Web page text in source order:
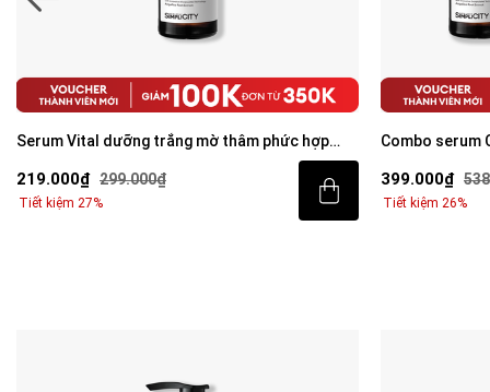
Combo serum Calm & Vital giảm mụn sáng da
mờ thâm cho nam BHA + Peptide + 5%
Niacinamide 30ml
399.000₫ 538.000₫
Tiết kiệm 26%
Combo
tiết kiệm: Sữa
329.000₫
Tiết kiệm 30%